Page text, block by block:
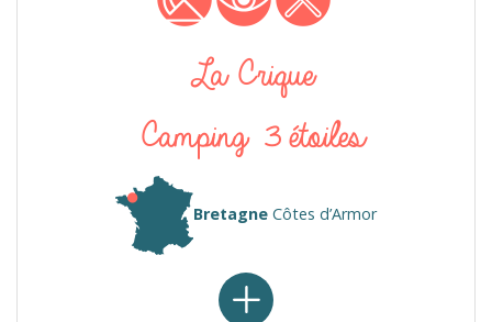
La Crique
Camping 3 étoiles
Bretagne Côtes d’Armor